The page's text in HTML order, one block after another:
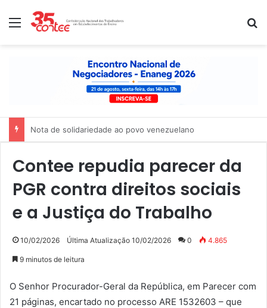
Menu
Nota de solidariedade ao povo venezuelano
Contee repudia parecer da
PGR contra direitos sociais
e a Justiça do Trabalho
10/02/2026 Última Atualização 10/02/2026 0 4.865
9 minutos de leitura
O Senhor Procurador-Geral da República, em Parecer com
21 páginas, encartado no processo ARE 1532603 – que